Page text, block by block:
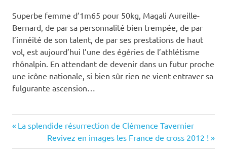
Superbe femme d’1m65 pour 50kg, Magali Aureille-
Bernard, de par sa personnalité bien trempée, de par
l’innéité de son talent, de par ses prestations de haut
vol, est aujourd’hui l’une des égéries de l’athlétisme
rhônalpin. En attendant de devenir dans un futur proche
une icône nationale, si bien sûr rien ne vient entraver sa
fulgurante ascension…
Navigation
de
Previous
La splendide résurrection de Clémence Tavernier
Next
Post:
Revivez en images les France de cross 2012 !